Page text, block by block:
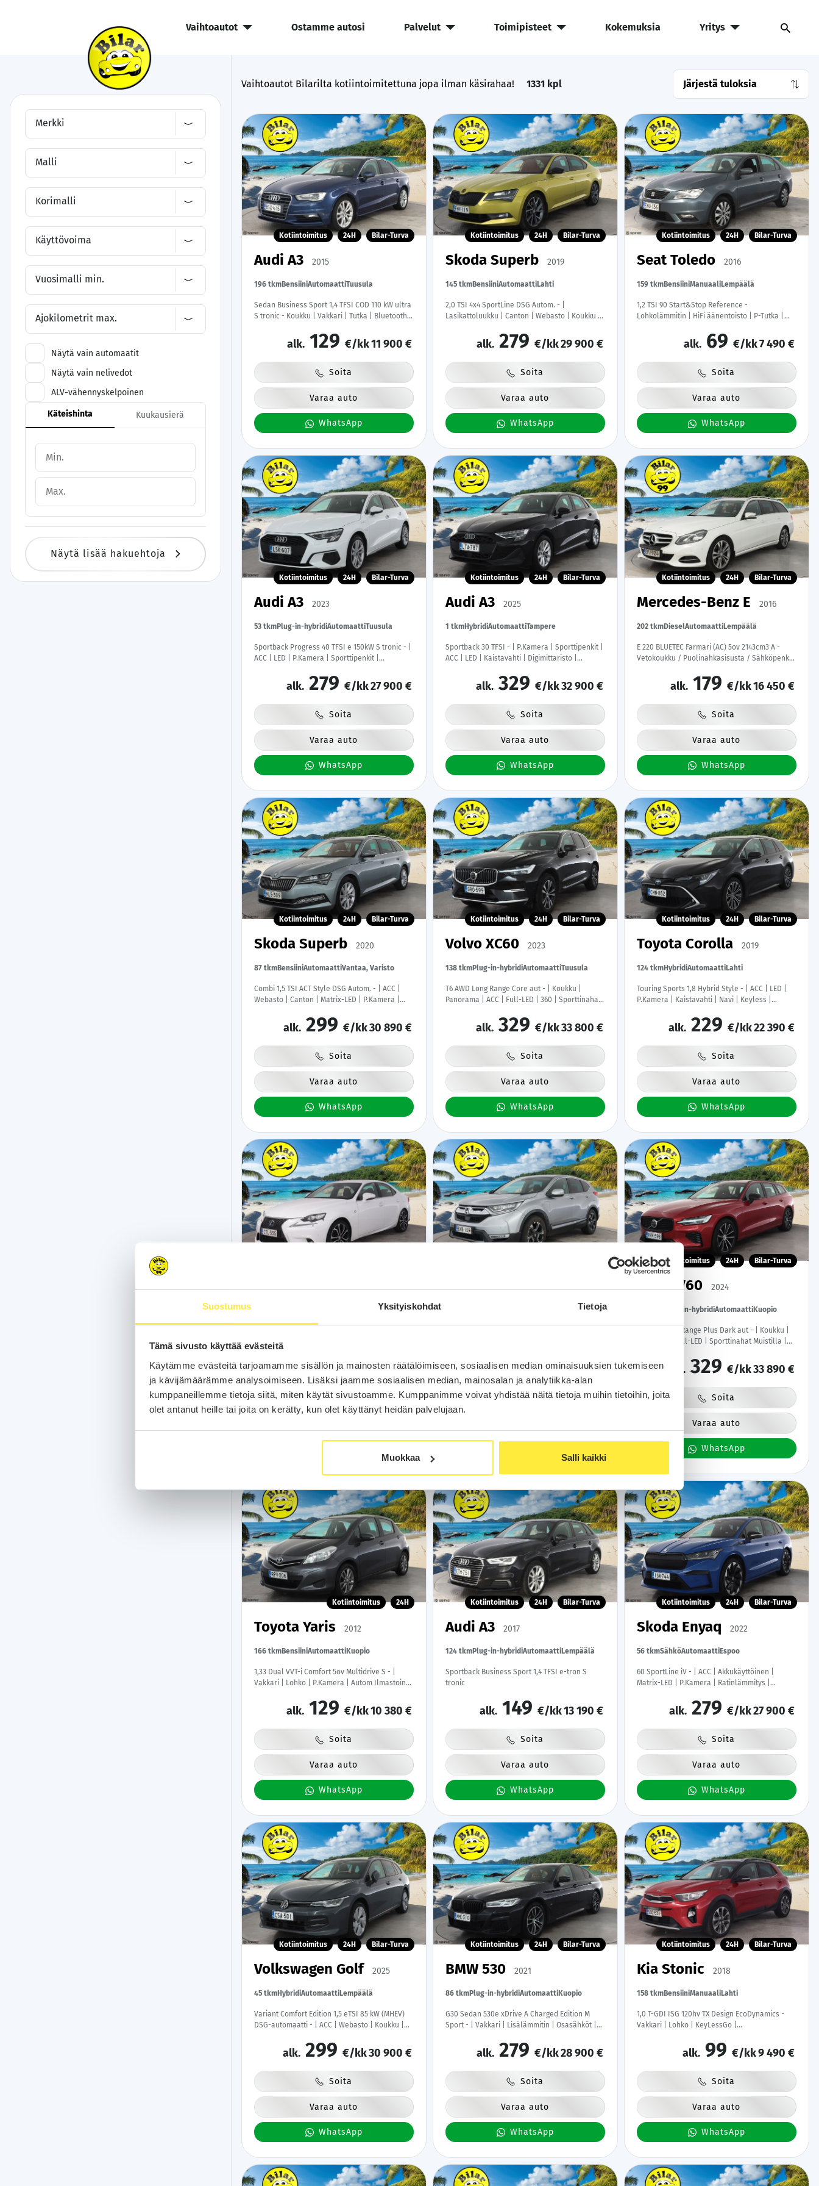
Suostumus Yksityiskohdat Tietoja
Tämä sivusto käyttää evästeitä
Käytämme evästeitä tarjoamamme sisällön ja mainosten räätälöimiseen, sosiaalisen median ominaisuuksien tukemiseen
ja kävijämäärämme analysoimiseen. Lisäksi jaamme sosiaalisen median, mainosalan ja analytiikka-alan
kumppaneillemme tietoja siitä, miten käytät sivustoamme. Kumppanimme voivat yhdistää näitä tietoja muihin tietoihin, joita
olet antanut heille tai joita on kerätty, kun olet käyttänyt heidän palvelujaan.
Muokkaa Salli kaikki
Vaihtoautot Ostamme autosi Palvelut Toimipisteet Kokemuksia Yritys
Merkki
Malli
Korimalli
Käyttövoima
Vuosimalli min.
Ajokilometrit max.
Näytä vain automaatit
Näytä vain nelivedot
ALV-vähennyskelpoinen
Käteishinta Kuukausierä
Näytä lisää hakuehtoja
Vaihtoautot Bilarilta kotiintoimitettuna jopa ilman käsirahaa! 1331 kpl
Kotiintoimitus 24H Bilar-Turva
Audi A3 2015
196 tkmBensiiniAutomaattiTuusula
Sedan Business Sport 1,4 TFSI COD 110 kW ultra
S tronic - Koukku | Vakkari | Tutka | Bluetooth |
alk. 129 €/kk11 900 €
Soita
Varaa auto
WhatsApp
Kotiintoimitus 24H Bilar-Turva
Skoda Superb 2019
145 tkmBensiiniAutomaattiLahti
2,0 TSI 4x4 SportLine DSG Autom. - |
Lasikattoluukku | Canton | Webasto | Koukku |
Katveavustin | Navi | Kaistavahti | Keyless |
Suomi-auto |
alk. 279 €/kk29 900 €
Soita
Varaa auto
WhatsApp
Kotiintoimitus 24H Bilar-Turva
Seat Toledo 2016
159 tkmBensiiniManuaaliLempäälä
1,2 TSI 90 Start&Stop Reference -
Lohkolämmitin | HiFi äänentoisto | P-Tutka |
huolto 159tkm | Jakohihna vaihdettu | Kahdet
alk. 69 €/kk7 490 €
Soita
Varaa auto
WhatsApp
Kotiintoimitus 24H Bilar-Turva
Audi A3 2023
53 tkmPlug-in-hybridiAutomaattiTuusula
Sportback Progress 40 TFSI e 150kW S tronic - |
ACC | LED | P.Kamera | Sporttipenkit |
alk. 279 €/kk27 900 €
Soita
Varaa auto
WhatsApp
Kotiintoimitus 24H Bilar-Turva
Audi A3 2025
1 tkmHybridiAutomaattiTampere
Sportback 30 TFSI - | P.Kamera | Sporttipenkit |
ACC | LED | Kaistavahti | Digimittaristo |
Kahdet renkaat | Merkkihuollettu |
alk. 329 €/kk32 900 €
Soita
Varaa auto
WhatsApp
Kotiintoimitus 24H Bilar-Turva
Mercedes-Benz E 2016
202 tkmDieselAutomaattiLempäälä
E 220 BLUETEC Farmari (AC) 5ov 2143cm3 A -
Vetokoukku / Puolinahkasisusta / Sähköpenkki
alk. 179 €/kk16 450 €
Soita
Varaa auto
WhatsApp
Kotiintoimitus 24H Bilar-Turva
Skoda Superb 2020
87 tkmBensiiniAutomaattiVantaa, Varisto
Combi 1,5 TSI ACT Style DSG Autom. - | ACC |
Webasto | Canton | Matrix-LED | P.Kamera |
Suomi-auto | Kahdet Renkaat | Merkkihuollettu
alk. 299 €/kk30 890 €
Soita
Varaa auto
WhatsApp
Kotiintoimitus 24H Bilar-Turva
Volvo XC60 2023
138 tkmPlug-in-hybridiAutomaattiTuusula
T6 AWD Long Range Core aut - | Koukku |
Panorama | ACC | Full-LED | 360 | Sporttinahat
Keyless | 2x Latauskaapelit | Kahdet renkaat |
Merkkihuollot |
alk. 329 €/kk33 800 €
Soita
Varaa auto
WhatsApp
Kotiintoimitus 24H Bilar-Turva
Toyota Corolla 2019
124 tkmHybridiAutomaattiLahti
Touring Sports 1,8 Hybrid Style - | ACC | LED |
P.Kamera | Kaistavahti | Navi | Keyless |
Merkkihuollot | Suomi-auto |
alk. 229 €/kk22 390 €
Soita
Varaa auto
WhatsApp
Lexus IS 2015
Ilmastoidut Nahkapenkit | Vakkari | Lohko |
alk. 229€/kk21 990 €
Soita
Honda CR-V 2019
alk. 279 €/kk27 800 €
Soita
Kotiintoimitus 24H Bilar-Turva
Volvo V60 2024
Plug-in-hybridiAutomaattiKuopio
T6 AWD Long Range Plus Dark aut - | Koukku |
ACC | 360 | Full-LED | Sporttinahat Muistilla |
Latauskaapelit | 1-om Suomi-auto | Kahdet
alk. 329 €/kk33 890 €
Soita
Varaa auto
WhatsApp
Kotiintoimitus 24H
Toyota Yaris 2012
166 tkmBensiiniAutomaatti Kuopio
1,33 Dual VVT-i Comfort 5ov Multidrive S - |
Vakkari | Lohko | P.Kamera | Autom Ilmastointi
Merkkihuollettu |
alk. 129 €/kk10 380 €
Soita
Varaa auto
WhatsApp
Kotiintoimitus 24H Bilar-Turva
Audi A3 2017
124 tkmPlug-in-hybridiAutomaattiLempäälä
Sportback Business Sport 1,4 TFSI e-tron S
tronic
alk. 149 €/kk13 190 €
Soita
Varaa auto
WhatsApp
Kotiintoimitus 24H Bilar-Turva
Skoda Enyaq 2022
56 tkmSähköAutomaattiEspoo
60 SportLine iV - | ACC | Akkukäyttöinen |
Matrix-LED | P.Kamera | Ratinlämmitys |
alk. 279 €/kk27 900 €
Soita
Varaa auto
WhatsApp
Kotiintoimitus 24H Bilar-Turva
Volkswagen Golf 2025
45 tkmHybridiAutomaattiLempäälä
Variant Comfort Edition 1,5 eTSI 85 kW (MHEV)
DSG-automaatti - | ACC | Webasto | Koukku |
Digimittaristo | Apple&Android | 1.Om Suomi-
auto | Kahdet Renkaat |
alk. 299 €/kk30 900 €
Soita
Varaa auto
WhatsApp
Kotiintoimitus 24H Bilar-Turva
BMW 530 2021
86 tkmPlug-in-hybridiAutomaattiKuopio
G30 Sedan 530e xDrive A Charged Edition M
Sport - | Vakkari | Lisälämmitin | Osasähköt |
Keyless | Apple&Android | 1.Om Suomi-auto |
Merkkihuollettu |
alk. 279 €/kk28 900 €
Soita
Varaa auto
WhatsApp
Kotiintoimitus 24H Bilar-Turva
Kia Stonic 2018
158 tkmBensiiniManuaaliLahti
1,0 T-GDI ISG 120hv TX Design EcoDynamics -
Vakkari | Lohko | KeyLessGo |
lämmitin | Suomi-auto | 2x hyvät
renkaat&vanteet
alk. 99 €/kk9 490 €
Soita
Varaa auto
WhatsApp